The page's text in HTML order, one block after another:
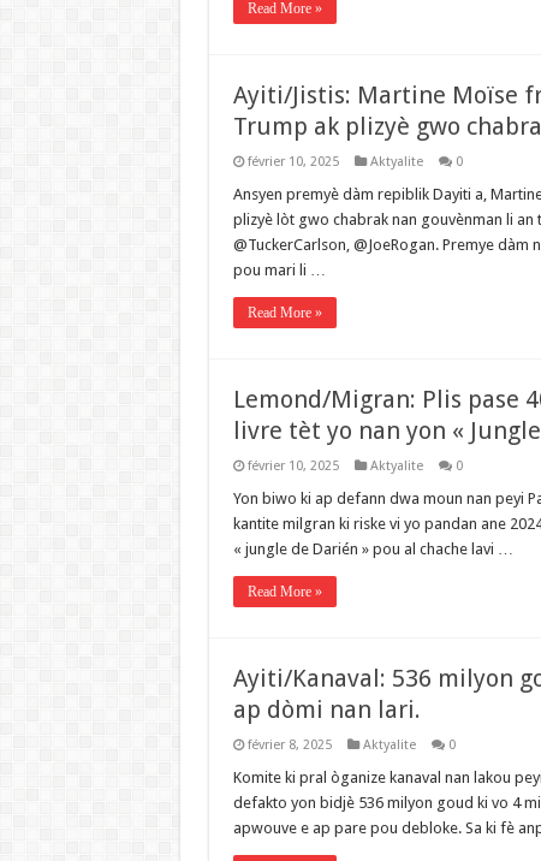
Read More »
Ayiti/Jistis: Martine Moïse
Trump ak plizyè gwo
février 10, 2025 Aktyalite 0
Ansyen premyè dàm repiblik Dayiti a,
plizyè lòt gwo chabrak nan gouvènman li an
@TuckerCarlson, @JoeRogan. Premye
pou mari li …
Read More »
Lemond/Migran: Plis pase
livre tèt yo nan yon «
février 10, 2025 Aktyalite 0
Yon biwo ki ap defann dwa moun nan peyi
kantite milgran ki riske vi yo pandan ane
« jungle de Darién » pou al chache lavi …
Read More »
Ayiti/Kanaval: 536 milyon
ap dòmi nan lari.
février 8, 2025 Aktyalite 0
Komite ki pral òganize kanaval nan lakou
defakto yon bidjè 536 milyon goud ki vo 4
apwouve e ap pare pou debloke. Sa ki fè